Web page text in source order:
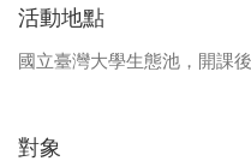
活動地點
國立臺灣大學生態池，開課
對象